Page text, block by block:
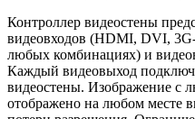
Контроллер видеостены
видеовходов (HDMI, DVI,
любых комбинациях) и
Каждый видеовыход
видеостены. Изображение с
отображено на любом месте